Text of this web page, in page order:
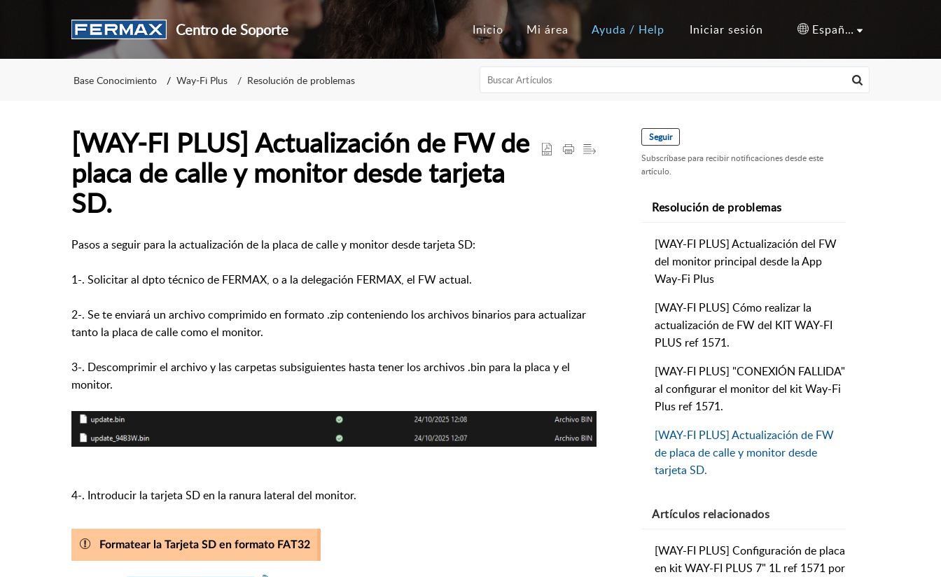
Centro de Soporte Inicio Mi área Ayuda / Help Iniciar sesión Español (España)
Base Conocimiento Way-Fi Plus Resolución de problemas
[WAY-FI PLUS] Actualización de FW de
placa de calle y monitor desde tarjeta
SD.
Pasos a seguir para la actualización de la placa de calle y monitor desde tarjeta SD:
1-. Solicitar al dpto técnico de FERMAX, o a la delegación FERMAX, el FW actual.
2-. Se te enviará un archivo comprimido en formato .zip conteniendo los archivos binarios para actualizar
tanto la placa de calle como el monitor.
3-. Descomprimir el archivo y las carpetas subsiguientes hasta tener los archivos .bin para la placa y el
monitor.
4-. Introducir la tarjeta SD en la ranura lateral del monitor.
Formatear la Tarjeta SD en formato FAT32
Seguir
Subscríbase para recibir notificaciones desde este
artículo.
Resolución de problemas
[WAY-FI PLUS] Actualización del FW
del monitor principal desde la App
Way-Fi Plus
[WAY-FI PLUS] Cómo realizar la
actualización de FW del KIT WAY-FI
PLUS ref 1571.
[WAY-FI PLUS] "CONEXIÓN FALLIDA"
al configurar el monitor del kit Way-Fi
Plus ref 1571.
[WAY-FI PLUS] Actualización de FW
de placa de calle y monitor desde
tarjeta SD.
Artículos relacionados
[WAY-FI PLUS] Configuración de placa
en kit WAY-FI PLUS 7" 1L ref 1571 por